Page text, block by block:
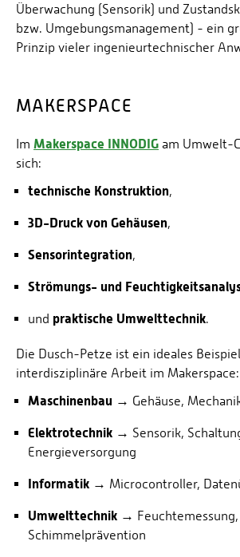
Überwachung (Sensorik) und
bzw. Umgebungsmanagement) - ein
Prinzip vieler ingenieurtechnischer
MAKERSPACE
Im Makerspace INNODIG am Umwelt-
sich:
technische Konstruktion,
3D-Druck von Gehäusen,
Sensorintegration,
Strömungs- und
und praktische Umwelttechnik.
Die Dusch-Petze ist ein ideales
interdisziplinäre Arbeit im Makerspace:
Maschinenbau → Gehäuse,
Elektrotechnik → Sensorik,
Energieversorgung
Informatik → Microcontroller,
Umwelttechnik → Feuchtemessung,
Schimmelprävention